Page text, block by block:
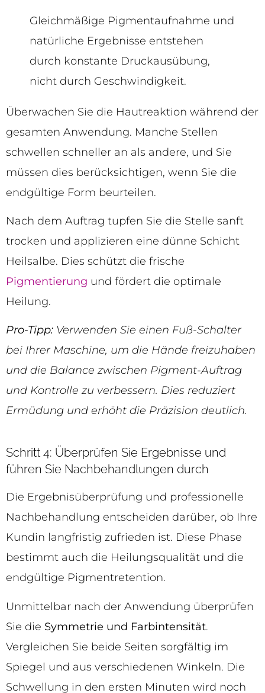
Gleichmäßige Pigmentaufnahme und
natürliche Ergebnisse entstehen
durch konstante Druckausübung,
nicht durch Geschwindigkeit.
Überwachen Sie die Hautreaktion während der
gesamten Anwendung. Manche Stellen
schwellen schneller an als andere, und Sie
müssen dies berücksichtigen, wenn Sie die
endgültige Form beurteilen.
Nach dem Auftrag tupfen Sie die Stelle sanft
trocken und applizieren eine dünne Schicht
Heilsalbe. Dies schützt die frische
Pigmentierung und fördert die optimale
Heilung.
Pro-Tipp: Verwenden Sie einen Fuß-Schalter
bei Ihrer Maschine, um die Hände freizuhaben
und die Balance zwischen Pigment-Auftrag
und Kontrolle zu verbessern. Dies reduziert
Ermüdung und erhöht die Präzision deutlich.
Schritt 4: Überprüfen Sie Ergebnisse und
führen Sie Nachbehandlungen durch
Die Ergebnisüberprüfung und professionelle
Nachbehandlung entscheiden darüber, ob Ihre
Kundin langfristig zufrieden ist. Diese Phase
bestimmt auch die Heilungsqualität und die
endgültige Pigmentretention.
Unmittelbar nach der Anwendung überprüfen
Sie die Symmetrie und Farbintensität.
Vergleichen Sie beide Seiten sorgfältig im
Spiegel und aus verschiedenen Winkeln. Die
Schwellung in den ersten Minuten wird noch